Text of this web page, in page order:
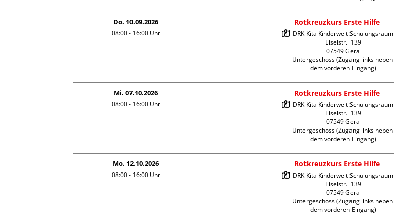
Do. 10.09.2026
08:00 - 16:00Uhr
Rotkreuzkurs Erste Hilfe
DRK Kita Kinderwelt Schulungsraum
Eiselstr.  139
07549 Gera
Untergeschoss (Zugang links neben
dem vorderen Eingang)
Mi. 07.10.2026
08:00 - 16:00Uhr
Rotkreuzkurs Erste Hilfe
DRK Kita Kinderwelt Schulungsraum
Eiselstr.  139
07549 Gera
Untergeschoss (Zugang links neben
dem vorderen Eingang)
Mo. 12.10.2026
08:00 - 16:00Uhr
Rotkreuzkurs Erste Hilfe
DRK Kita Kinderwelt Schulungsraum
Eiselstr.  139
07549 Gera
Untergeschoss (Zugang links neben
dem vorderen Eingang)